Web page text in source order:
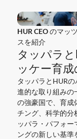
HUR CEO のマッ
スを紹介
タッパラ
ッケー育
タッパラとHUR
進的な取り組みの
の強豪国で、育成
チング、科学的分
ッパラ・パフォー
ングの新しい基準